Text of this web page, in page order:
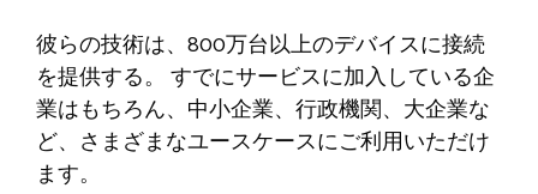
彼らの技術は、800万台以上のデバイスに接続
を提供する。 すでにサービスに加入している企
業はもちろん、中小企業、行政機関、大企業な
ど、さまざまなユースケースにご利用いただけ
ます。